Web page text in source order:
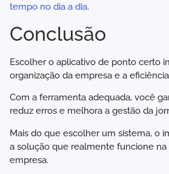
tempo no dia a dia.
Conclusão
Escolher o aplicativo de ponto certo
organização da empresa e a
Com a ferramenta adequada, você
reduz erros e melhora a gestão da
Mais do que escolher um sistema, o
a solução que realmente funcione na
empresa.